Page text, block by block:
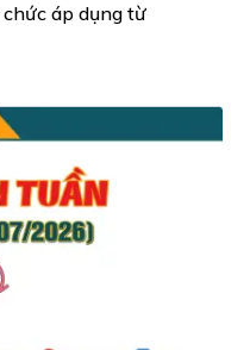
áp dụng từ